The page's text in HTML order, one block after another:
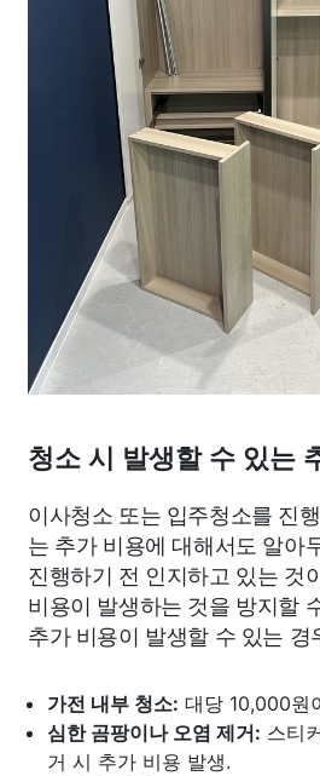
청소 시 발생할 수 있는
이사청소 또는 입주청소를 진
는 추가 비용에 대해서도 알아
진행하기 전 인지하고 있는 것
비용이 발생하는 것을 방지할
추가 비용이 발생할 수 있는 경
가전 내부 청소: 대당 10,000원
심한 곰팡이나 오염 제거: 스티
거 시 추가 비용 발생.